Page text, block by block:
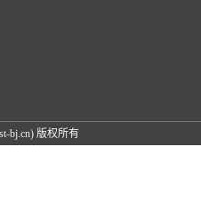
bj.cn) 版权所有